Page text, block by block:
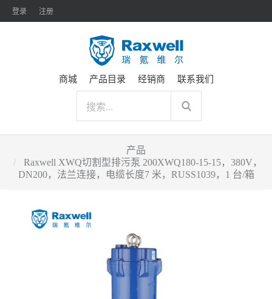
登录 注册
商城 产品目录 经销商 联系我们
产品
Raxwell XWQ切割型排污泵 200XWQ180-15-15，380V，
DN200，法兰连接，电缆长度7 米，RUSS1039，1 台/箱